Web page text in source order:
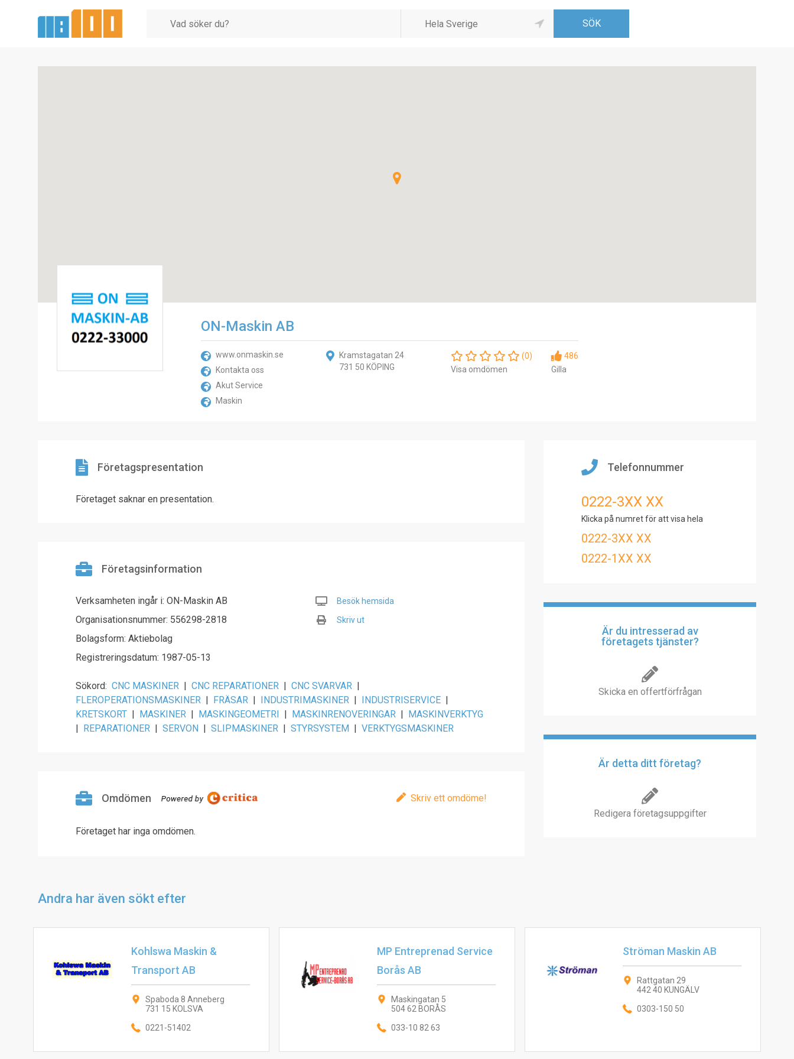
ON-Maskin AB
www.onmaskin.se
Kontakta oss
Akut Service
Maskin
Kramstagatan 24
731 50 KÖPING
(0)
Visa omdömen
486
Gilla
Företagspresentation
Företaget saknar en presentation.
Företagsinformation
Verksamheten ingår i: ON-Maskin AB
Organisationsnummer: 556298-2818
Bolagsform: Aktiebolag
Registreringsdatum: 1987-05-13
Besök hemsida
Skriv ut
Sökord: CNC MASKINER | CNC REPARATIONER | CNC SVARVAR |
FLEROPERATIONSMASKINER | FRÄSAR | INDUSTRIMASKINER | INDUSTRISERVICE |
KRETSKORT | MASKINER | MASKINGEOMETRI | MASKINRENOVERINGAR | MASKINVERKTYG
| REPARATIONER | SERVON | SLIPMASKINER | STYRSYSTEM | VERKTYGSMASKINER
Omdömen Skriv ett omdöme!
Företaget har inga omdömen.
Telefonnummer
0222-3XX XX
Klicka på numret för att visa hela
0222-3XX XX
0222-1XX XX
Är du intresserad av
företagets tjänster?
Skicka en offertförfrågan
Är detta ditt företag?
Redigera företagsuppgifter
Andra har även sökt efter
Kohlswa Maskin &
Transport AB
Spaboda 8 Anneberg
731 15 KOLSVA
0221-51402
MP Entreprenad Service
Borås AB
Maskingatan 5
504 62 BORÅS
033-10 82 63
Ströman Maskin AB
Rattgatan 29
442 40 KUNGÄLV
0303-150 50